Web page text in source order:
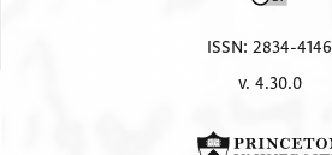
ISSN: 2834-4146
v. 4.30.0